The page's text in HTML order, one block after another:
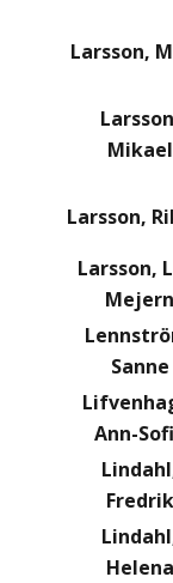
Larsson,
Mikael
Larsson,
Larsson,
Mejern
Sanne
Ann-
Fredrik
Helena